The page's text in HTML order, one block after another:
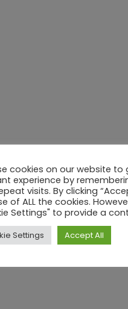
cookies on our website to
experience by
visits. By clicking
of ALL the cookies.
Settings" to provide a
Settings Accept All